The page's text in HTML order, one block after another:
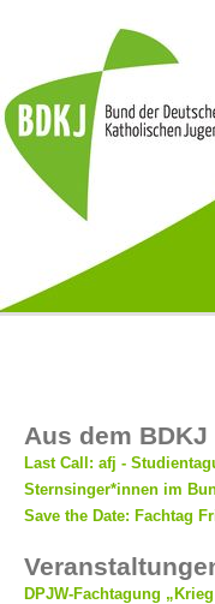
Aus dem BDKJ
Last Call: afj -
Sternsinger*innen im
Save the Date: Fachtag
DPJW-Fachtagung